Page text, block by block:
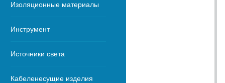
Изоляционные материалы
Инструмент
Источники света
Кабеленесущие изделия